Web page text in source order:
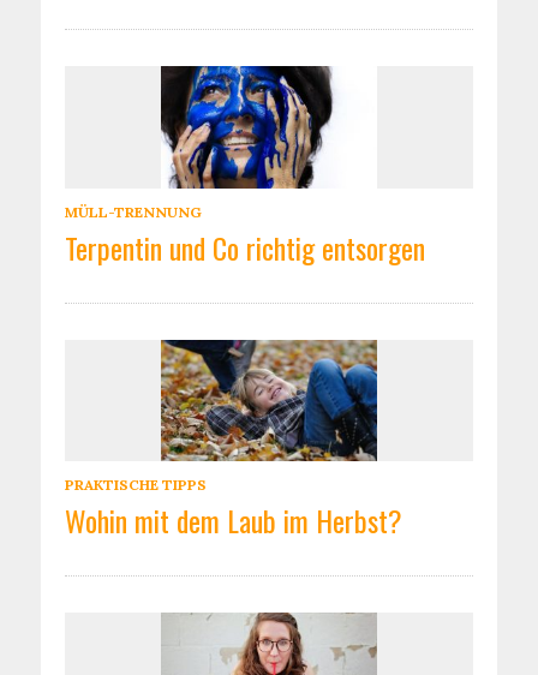
MÜLL-TRENNUNG
Terpentin und Co richtig entsorgen
PRAKTISCHE TIPPS
Wohin mit dem Laub im Herbst?